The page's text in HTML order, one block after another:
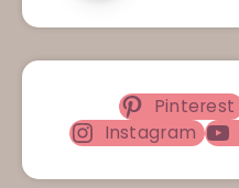
Pinterest
Instagram